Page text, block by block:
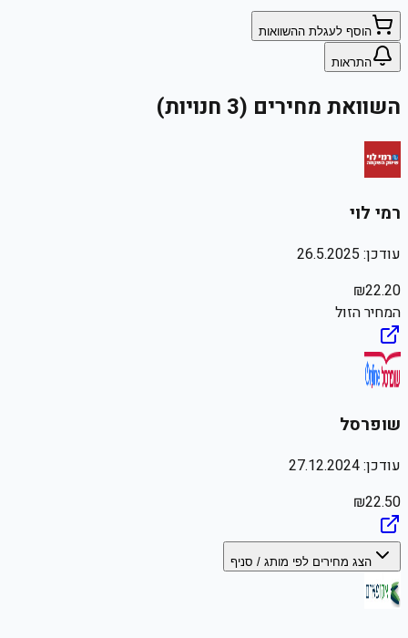
הוסף לעגלת ההשוואות
התראות
השוואת מחירים (3 חנויות)
רמי לוי
עודכן: 26.5.2025
₪22.20
המחיר הזול
שופרסל
עודכן:27.12.2024
₪22.50
הצג מחירים לפי מותג / סניף